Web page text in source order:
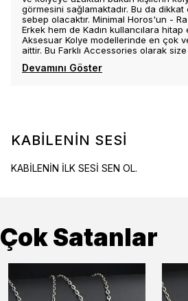
görmesini sağlamaktadır. Bu da dikkat
sebep olacaktır. Minimal Horos'un -
Erkek hem de Kadın kullancılara hitap
Aksesuar Kolye modellerinde en çok
aittir. Bu Farklı Accessories olarak
Devamını Göster
KABİLENİN SESİ
KABİLENİN İLK SESİ SEN OL.
Çok Satanlar